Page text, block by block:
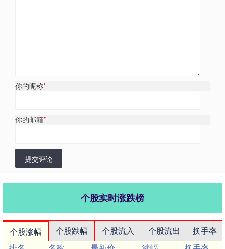
你的昵称*
你的邮箱*
提交评论
个股实时涨跌榜
个股涨幅 个股跌幅 个股流入 个股流出
换手率